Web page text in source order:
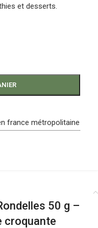
et desserts.
france métropolitaine
50 g –
croquante